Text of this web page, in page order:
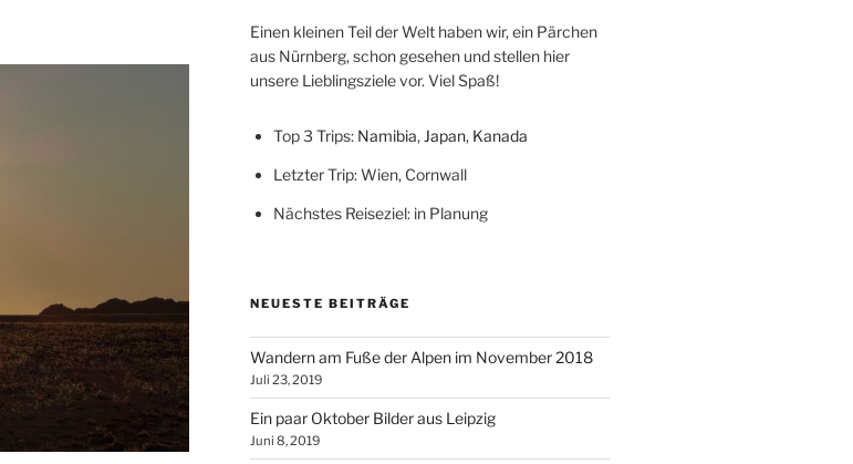
Einen kleinen Teil der Welt haben wir, ein Pärchen
aus Nürnberg, schon gesehen und stellen hier
unsere Lieblingsziele vor. Viel Spaß!
Top 3 Trips: Namibia, Japan, Kanada
Letzter Trip: Wien, Cornwall
Nächstes Reiseziel: in Planung
NEUESTE BEITRÄGE
Wandern am Fuße der Alpen im November 2018
Juli 23, 2019
Ein paar Oktober Bilder aus Leipzig
Juni 8, 2019